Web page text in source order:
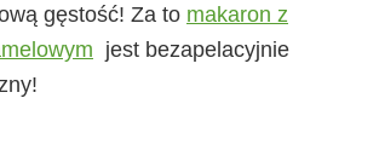
gęstość! Za to makaron z
jest bezapelacyjnie